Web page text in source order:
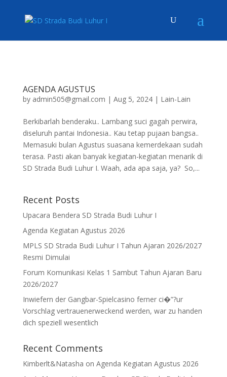
AGENDA AGUSTUS
by admin505@gmail.com | Aug 5, 2024| Lain-Lain
Berkibarlah benderaku.. Lambang suci gagah perwira,
diseluruh pantai Indonesia.. Kau tetap pujaan bangsa..
Memasuki bulan Agustus suasana kemerdekaan sudah
terasa. Pasti akan banyak kegiatan-kegiatan menarik di
SD Strada Budi Luhur I. Waah, ada apa saja, ya? So,...
Recent Posts
Upacara Bendera SD Strada Budi Luhur I
Agenda Kegiatan Agustus 2026
MPLS SD Strada Budi Luhur I Tahun Ajaran 2026/2027
Resmi Dimulai
Forum Komunikasi Kelas 1 Sambut Tahun Ajaran Baru
2026/2027
Inwiefern der Gangbar-Spielcasino ferner ci�”?ur
Vorschlag vertrauenerweckend werden, war zu handen
dich speziell wesentlich
Recent Comments
Kimberlt&Natasha on Agenda Kegiatan Agustus 2026